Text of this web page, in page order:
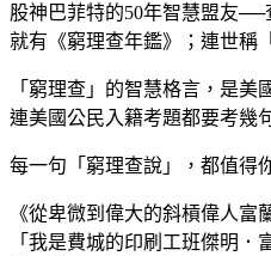
股神巴菲特的50年智慧盟友
就有《窮理查年鑑》；連世稱
「窮理查」的智慧格言，是
連美國公民入籍考題都要考幾
每一句「窮理查說」，都值得
《從卑微到偉大的斜槓偉人富
「我是費城的印刷工班傑明．